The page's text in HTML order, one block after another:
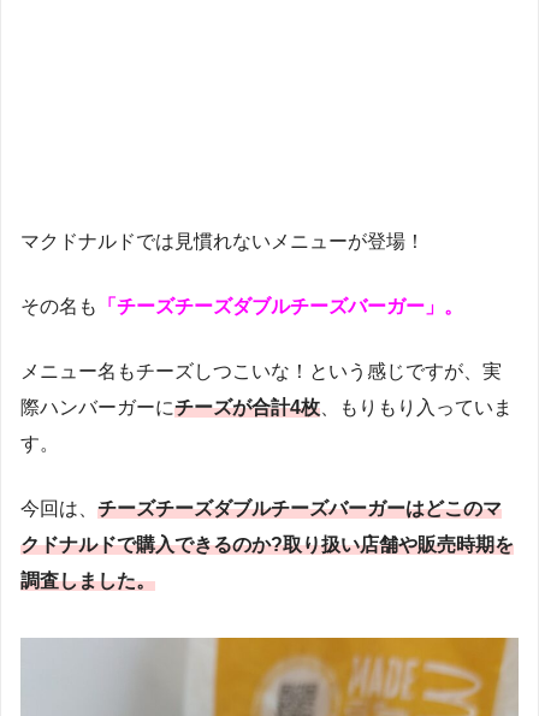
マクドナルドでは見慣れないメニューが登場！
その名も 「チーズチーズダブルチーズバーガー」。
メニュー名もチーズしつこいな！という感じですが、実
際ハンバーガーにチーズが合計4枚 、もりもり入っていま
す。
今回は、 チーズチーズダブルチーズバーガーはどこのマ
クドナルドで購入できるのか?取り扱い店舗や販売時期を
調査しました。